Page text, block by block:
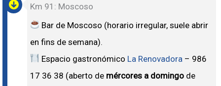
Km 91: Moscoso
Bar de Moscoso (horario irregular, suele abrir
en fins de semana).
Espacio gastronómico La Renovadora – 986
17 36 38 (aberto de mércores a domingo de